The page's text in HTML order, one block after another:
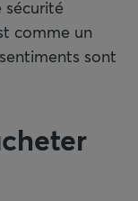
sécurité
comme un
sont